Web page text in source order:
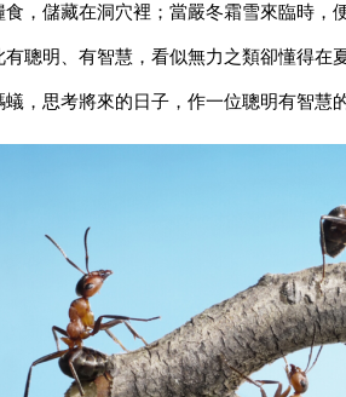
，儲藏在洞穴裡；當嚴冬霜雪來臨時，
聰明、有智慧，看似無力之類卻懂得在
，思考將來的日子，作一位聰明有智慧